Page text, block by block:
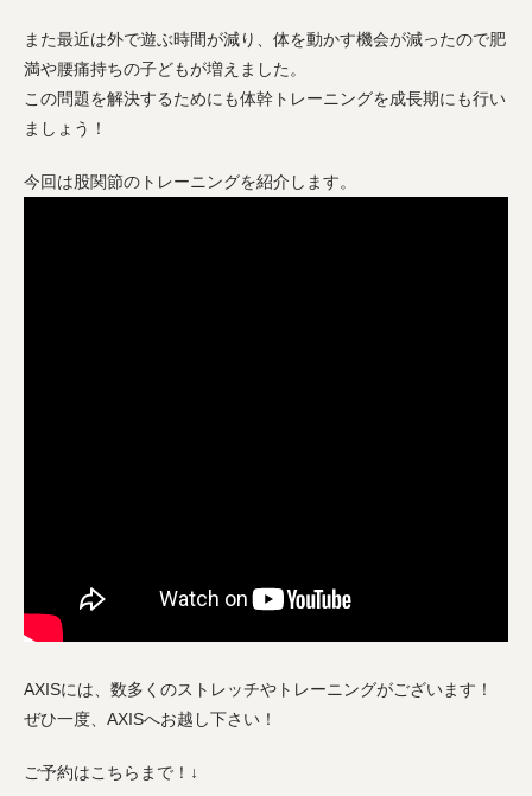
また最近は外で遊ぶ時間が減り、体を動かす機会が減ったので肥
満や腰痛持ちの子どもが増えました。
この問題を解決するためにも体幹トレーニングを成長期にも行い
ましょう！
今回は股関節のトレーニングを紹介します。
AXISには、数多くのストレッチやトレーニングがございます！
ぜひ一度、AXISへお越し下さい！
ご予約はこちらまで！↓